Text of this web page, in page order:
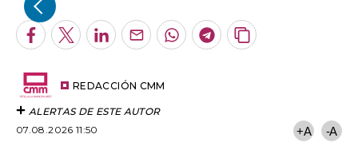
Facebook
TwitterLinkedInEnviarWhatsapp
Telegram
Copiar
REDACCIÓN CMM
ALERTAS DE ESTE AUTOR
07.08.2026 11:50
+A -A